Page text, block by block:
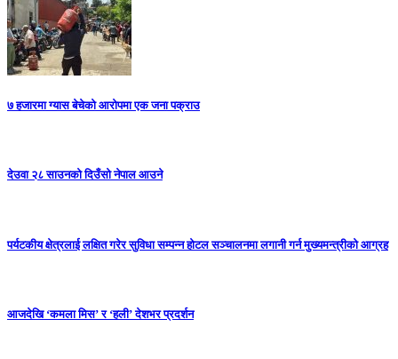
७ हजारमा ग्यास बेचेको आरोपमा एक जना पक्राउ
देउवा २८ साउनको दिउँसो नेपाल आउने
पर्यटकीय क्षेत्रलाई लक्षित गरेर सुविधा सम्पन्न होटल सञ्चालनमा लगानी गर्न मुख्यमन्त्रीको आग्रह
आजदेखि ‘कमला मिस’ र ‘हली’ देशभर प्रदर्शन